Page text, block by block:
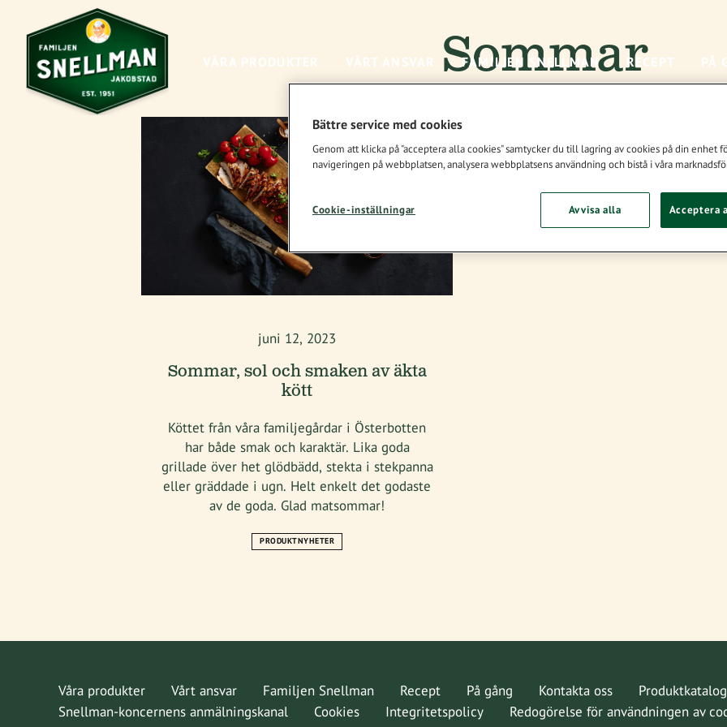
VÅRA PRODUKTER VÅRT ANSVAR FAMILJEN SNELLMAN RECEPT PÅ
Sommar
juni 12, 2023
Sommar, sol och smaken av äkta
kött
Köttet från våra familjegårdar i Österbotten
har både smak och karaktär. Lika goda
grillade över het glödbädd, stekta i stekpanna
eller gräddade i ugn. Helt enkelt det godaste
av de goda. Glad matsommar!
PRODUKTNYHETER
Våra produkter Vårt ansvar Familjen Snellman Recept På gång Kontakta oss
Produktkatalog
Snellman-koncernens anmälningskanal
Cookies Integritetspolicy Redogörelse för användningen av
Bättre service med cookies
Genom att klicka på "acceptera alla cookies" samtycker du till lagring av cookies på din enhet
navigeringen på webbplatsen, analysera webbplatsens användning och bistå i våra
Cookie-inställningar Avvisa alla Acceptera